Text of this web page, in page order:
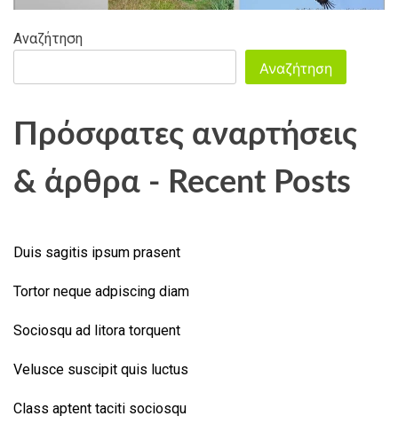
Αναζήτηση
Αναζήτηση
Πρόσφατες αναρτήσεις
& άρθρα - Recent Posts
Duis sagitis ipsum prasent
Tortor neque adpiscing diam
Sociosqu ad litora torquent
Velusce suscipit quis luctus
Class aptent taciti sociosqu